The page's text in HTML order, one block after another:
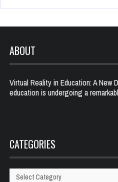
ABOUT
Virtual Reality in Education: A New
education is undergoing a
CATEGORIES